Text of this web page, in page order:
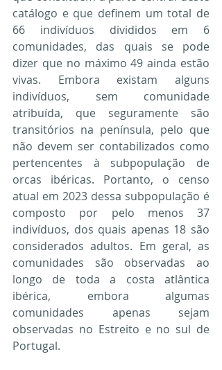
catálogo e que definem um total de
66 indivíduos divididos em 6
comunidades, das quais se pode
dizer que no máximo 49 ainda estão
vivas. Embora existam alguns
indivíduos, sem comunidade
atribuída, que seguramente são
transitórios na península, pelo que
não devem ser contabilizados como
pertencentes à subpopulação de
orcas ibéricas. Portanto, o censo
atual em 2023 dessa subpopulação é
composto por pelo menos 37
indivíduos, dos quais apenas 18 são
considerados adultos. Em geral, as
comunidades são observadas ao
longo de toda a costa atlântica
ibérica, embora algumas
comunidades apenas sejam
observadas no Estreito e no sul de
Portugal.